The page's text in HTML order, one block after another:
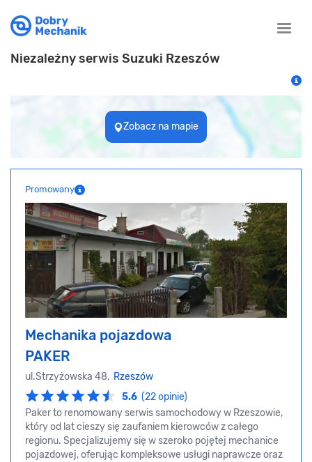
Toggle
Niezależny serwis Suzuki Rzeszów
Zobacz na mapie
Promowany
Mechanika pojazdowa
PAKER
ul.Strzyżowska 48, Rzeszów
5.6 (22 opinie)
Paker to renomowany serwis samochodowy w Rzeszowie,
który od lat cieszy się zaufaniem kierowców z całego
regionu. Specjalizujemy się w szeroko pojętej mechanice
pojazdowej, oferując kompleksowe usługi naprawcze oraz